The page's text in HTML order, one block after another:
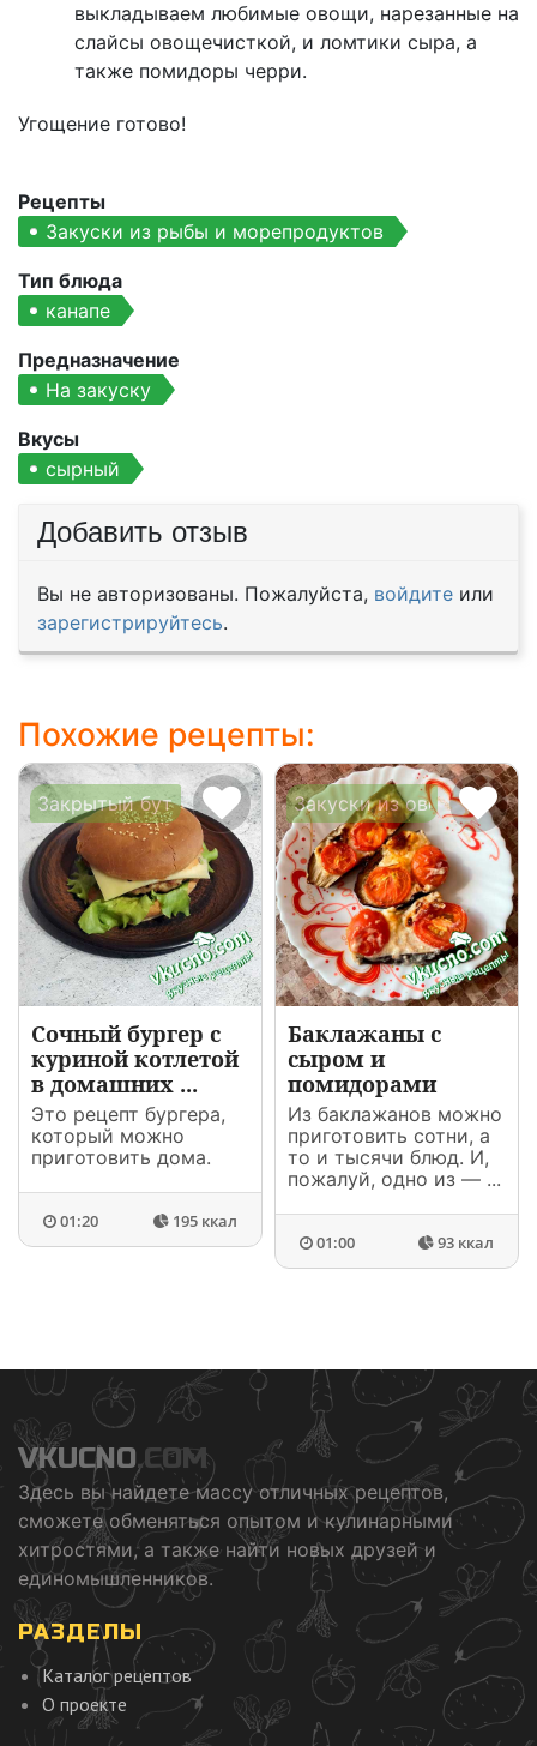
выкладываем любимые овощи, нарезанные на
слайсы овощечисткой, и ломтики сыра, а
также помидоры черри.
Угощение готово!
Рецепты
Закуски из рыбы и морепродуктов
Тип блюда
канапе
Предназначение
На закуску
Вкусы
сырный
Добавить отзыв
Вы не авторизованы. Пожалуйста, войдите или
зарегистрируйтесь.
Похожие рецепты:
Закрытый бутерброд
Сочный бургер с
куриной котлетой
в домашних ...
Это рецепт бургера,
который можно
приготовить дома.
01:20 195 ккал
Закуски из овощей
Баклажаны с
сыром и
помидорами
Из баклажанов можно
приготовить сотни, а
то и тысячи блюд. И,
пожалуй, одно из — ...
01:00 93 ккал
VKUCNO.COM
Здесь вы найдете массу отличных рецептов,
сможете обменяться опытом и кулинарными
хитростями, а также найти новых друзей и
единомышленников.
РАЗДЕЛЫ
Каталог рецептов
О проекте